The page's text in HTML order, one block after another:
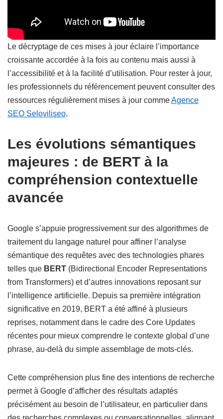
Le décryptage de ces mises à jour éclaire l’importance
croissante accordée à la fois au contenu mais aussi à
l’accessibilité et à la facilité d’utilisation. Pour rester à jour,
les professionnels du référencement peuvent consulter des
ressources régulièrement mises à jour commeAgence
SEO Seloviliseo.
Les évolutions sémantiques
majeures : de BERT à la
compréhension contextuelle
avancée
Google s’appuie progressivement sur des algorithmes de
traitement du langage naturel pour affiner l’analyse
sémantique des requêtes avec des technologies phares
telles que BERT (Bidirectional Encoder Representations
from Transformers) et d’autres innovations reposant sur
l’intelligence artificielle. Depuis sa première intégration
significative en 2019, BERT a été affiné à plusieurs
reprises, notamment dans le cadre des Core Updates
récentes pour mieux comprendre le contexte global d’une
phrase, au-delà du simple assemblage de mots-clés.
Cette compréhension plus fine des intentions de recherche
permet à Google d’afficher des résultats adaptés
précisément au besoin de l’utilisateur, en particulier dans